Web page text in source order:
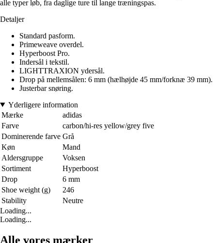
alle typer løb, fra daglige ture til lange træningspas.
Detaljer
Standard pasform.
Primeweave overdel.
Hyperboost Pro.
Indersål i tekstil.
LIGHTTRAXION ydersål.
Drop på mellemsålen: 6 mm (hælhøjde 45 mm/forknæ 39 mm).
Justerbar snøring.
Yderligere information
Mærke
adidas
Farve
carbon/hi-res yellow/grey five
Dominerende farve Grå
Køn
Mand
Aldersgruppe
Voksen
Sortiment
Hyperboost
Drop
6 mm
Shoe weight (g)
246
Stability
Neutre
Loading...
Loading...
Alle vores mærker